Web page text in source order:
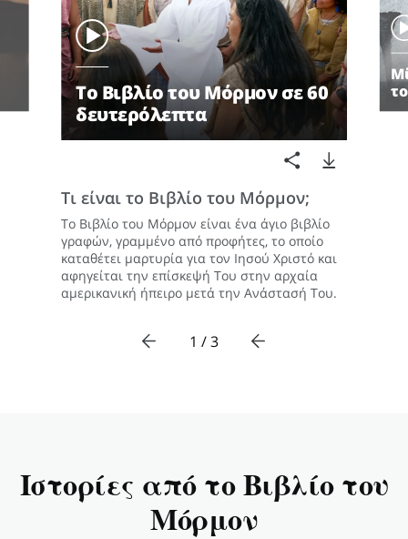
Το Βιβλίο του Μόρμον σε 60
δευτερόλεπτα
Τι είναι το Βιβλίο του Μόρμον;
Το Βιβλίο του Μόρμον είναι ένα άγιο βιβλίο
γραφών, γραμμένο από προφήτες, το οποίο
καταθέτει μαρτυρία για τον Ιησού Χριστό και
αφηγείται την επίσκεψή Του στην αρχαία
αμερικανική ήπειρο μετά την Ανάστασή Του.
1 / 3
Ιστορίες από το Βιβλίο του
Μόρμον